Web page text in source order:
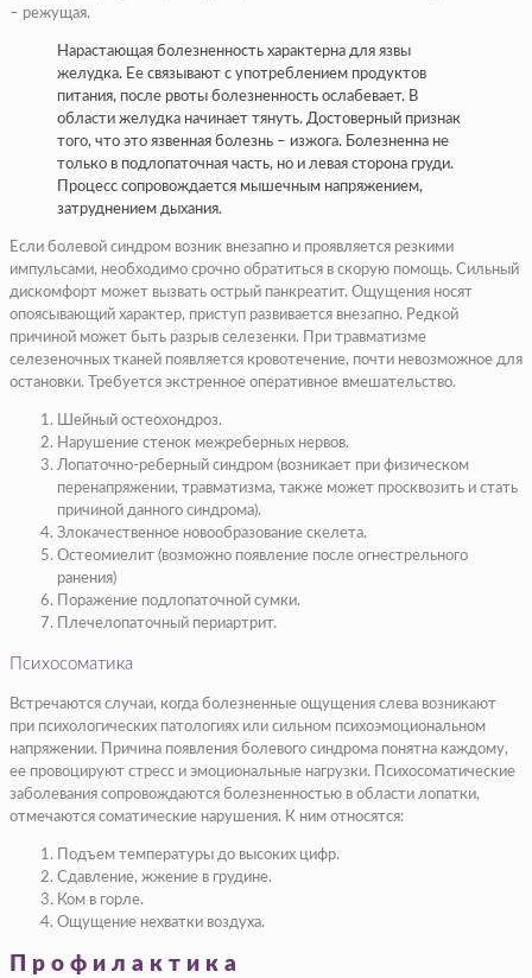
– режущая.
Нарастающая болезненность характерна для язвы
желудка. Ее связывают с употреблением продуктов
питания, после рвоты болезненность ослабевает. В
области желудка начинает тянуть. Достоверный признак
того, что это язвенная болезнь – изжога. Болезненна не
только в подлопаточная часть, но и левая сторона груди.
Процесс сопровождается мышечным напряжением,
затруднением дыхания.
Если болевой синдром возник внезапно и проявляется резкими
импульсами, необходимо срочно обратиться в скорую помощь. Сильный
дискомфорт может вызвать острый панкреатит. Ощущения носят
опоясывающий характер, приступ развивается внезапно. Редкой
причиной может быть разрыв селезенки. При травматизме
селезеночных тканей появляется кровотечение, почти невозможное для
остановки. Требуется экстренное оперативное вмешательство.
Шейный остеохондроз.
Нарушение стенок межреберных нервов.
Лопаточно-реберный синдром (возникает при физическом
перенапряжении, травматизма, также может просквозить и стать
причиной данного синдрома).
Злокачественное новообразование скелета.
Остеомиелит (возможно появление после огнестрельного
ранения)
Поражение подлопаточной сумки.
Плечелопаточный периартрит.
Психосоматика
Встречаются случаи, когда болезненные ощущения слева возникают
при психологических патологиях или сильном психоэмоциональном
напряжении. Причина появления болевого синдрома понятна каждому,
ее провоцируют стресс и эмоциональные нагрузки. Психосоматические
заболевания сопровождаются болезненностью в области лопатки,
отмечаются соматические нарушения. К ним относятся:
Подъем температуры до высоких цифр.
Сдавление, жжение в грудине.
Ком в горле.
Ощущение нехватки воздуха.
Профилактика